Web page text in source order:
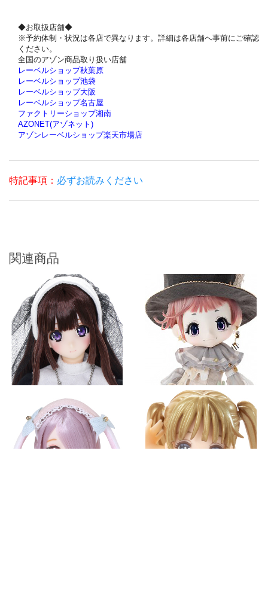
◆お取扱店舗◆
※予約体制・状況は各店で異なります。詳細は各店舗へ事前にご確認
ください。
全国のアゾン商品取り扱い店舗
レーベルショップ秋葉原
レーベルショップ池袋
レーベルショップ大阪
レーベルショップ名古屋
ファクトリーショップ湘南
AZONET(アゾネット)
アゾンレーベルショップ楽天市場店
特記事項： 必ずお読みください
関連商品